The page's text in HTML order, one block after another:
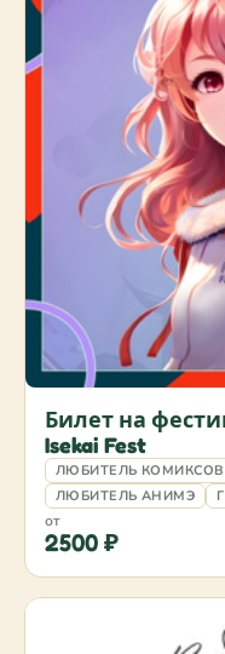
Билет на
Isekai Fest
ЛЮБИТЕЛЬ КОМИКСОВ
ЛЮБИТЕЛЬ АНИМЭ
от
2500 ₽